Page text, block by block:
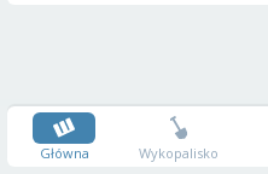
Główna Wykopalisko